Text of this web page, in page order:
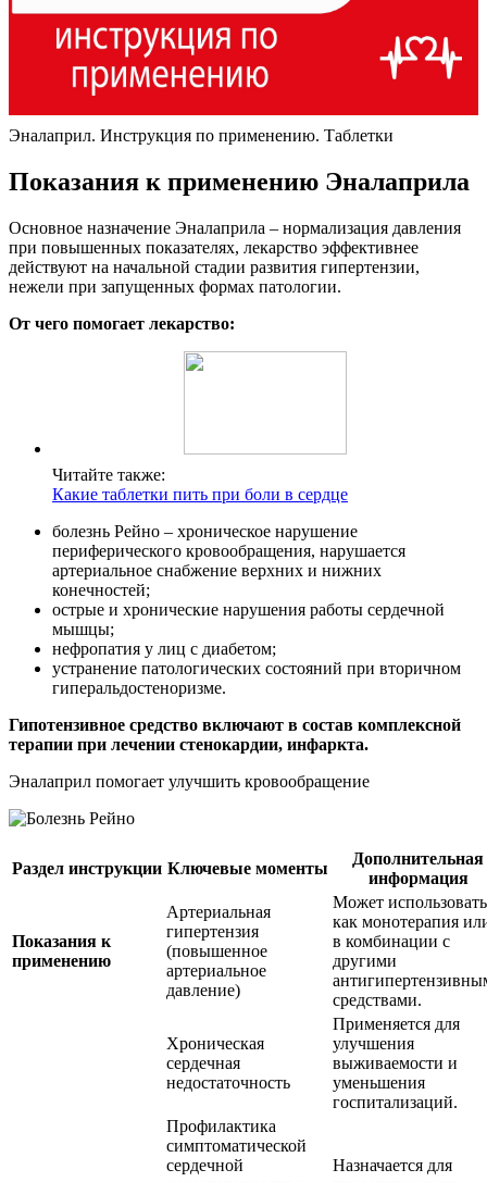
Эналаприл. Инструкция по применению. Таблетки
Показания к применению Эналаприла
Основное назначение Эналаприла – нормализация давления
при повышенных показателях, лекарство эффективнее
действуют на начальной стадии развития гипертензии,
нежели при запущенных формах патологии.
От чего помогает лекарство:
Читайте также:
Какие таблетки пить при боли в сердце
болезнь Рейно – хроническое нарушение
периферического кровообращения, нарушается
артериальное снабжение верхних и нижних
конечностей;
острые и хронические нарушения работы сердечной
мышцы;
нефропатия у лиц с диабетом;
устранение патологических состояний при вторичном
гиперальдостеноризме.
Гипотензивное средство включают в состав комплексной
терапии при лечении стенокардии, инфаркта.
Эналаприл помогает улучшить кровообращение
Раздел инструкции Ключевые моменты
Дополнительная
информация
Показания к
применению
Артериальная
гипертензия
(повышенное
артериальное
давление)
Может
как монотерапия
в комбинации с
другими
средствами.
Хроническая
сердечная
недостаточность
Применяется для
улучшения
выживаемости и
уменьшения
госпитализаций.
Профилактика
симптоматической
сердечной
Назначается для